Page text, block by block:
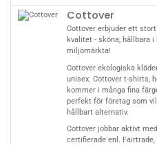
Cottover
Cottover erbjuder ett
kvalitet - sköna, hållbara
miljömärkta!
Cottover ekologiska
unisex. Cottover t-shirts,
kommer i många fina
perfekt för företag som
hållbart alternativ.
Cottover jobbar aktivt
certifierade enl. Fairtrade,